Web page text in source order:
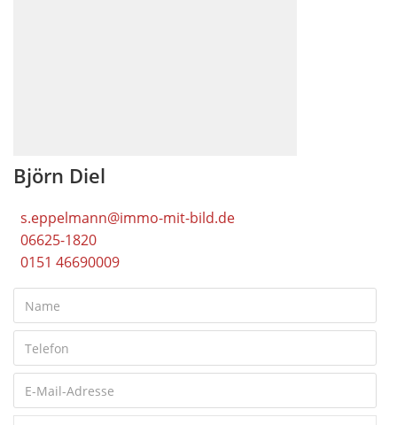
Björn Diel
s.eppelmann@immo-mit-bild.de
06625-1820
0151 46690009